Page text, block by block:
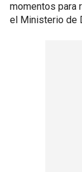
momentos para
el Ministerio de